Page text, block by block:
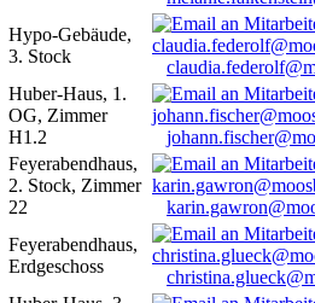
Hypo-Gebäude,
3. Stock
Huber-Haus, 1.
OG, Zimmer
H1.2
Feyerabendhaus,
2. Stock, Zimmer
22
Feyerabendhaus,
Erdgeschoss